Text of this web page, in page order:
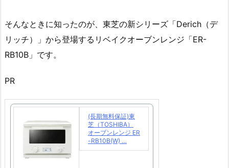
そんなときに知ったのが、東芝の新シリーズ「Derich（デ
リッチ）」から登場するリベイクオーブンレンジ「ER-
RB10B」です。
PR
(長期無料保証)東
芝（TOSHIBA）
オーブンレンジ ER
-RB10B(W) …